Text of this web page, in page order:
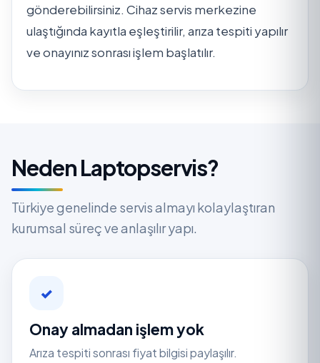
gönderebilirsiniz. Cihaz servis merkezine
ulaştığında kayıtla eşleştirilir, arıza tespiti yapılır
ve onayınız sonrası işlem başlatılır.
Neden Laptopservis?
Türkiye genelinde servis almayı kolaylaştıran
kurumsal süreç ve anlaşılır yapı.
✓
Onay almadan işlem yok
Arıza tespiti sonrası fiyat bilgisi paylaşılır.